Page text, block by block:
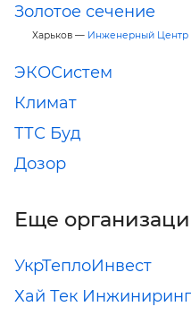
Золотое сечение
Харьков — Инженерный Центр
ЭКОСистем
Климат
ТТС Буд
Дозор
Еще
УкрТеплоИнвест
Хай Тек Инжиниринг